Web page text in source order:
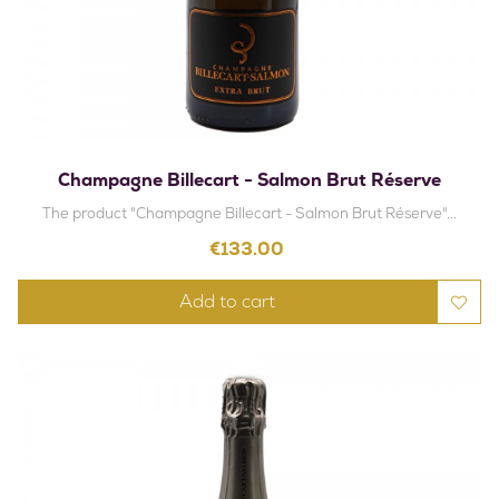
Champagne Billecart - Salmon Brut Réserve
The product "Champagne Billecart - Salmon Brut Réserve"...
Price
€133.00
Add to cart